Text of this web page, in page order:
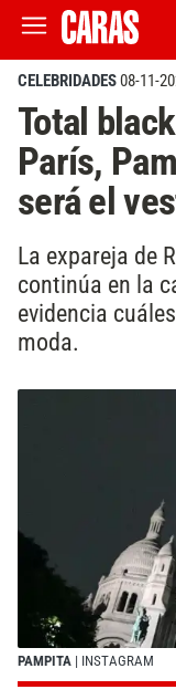
CELEBRIDADES08-11-
Total
París,
será el
La expareja de
continúa en la
evidencia
moda.
PAMPITA | INSTAGRAM